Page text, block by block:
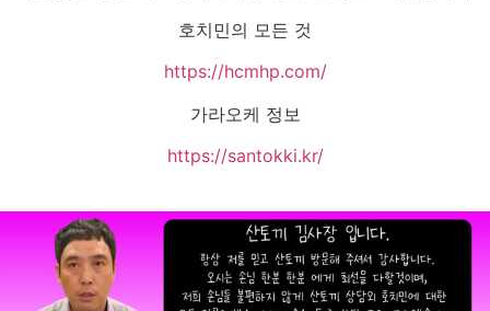
호치민의 모든 것
https://hcmhp.com/
가라오케 정보
https://santokki.kr/